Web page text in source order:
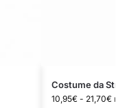
Costume da
10,95€ - 21,70€